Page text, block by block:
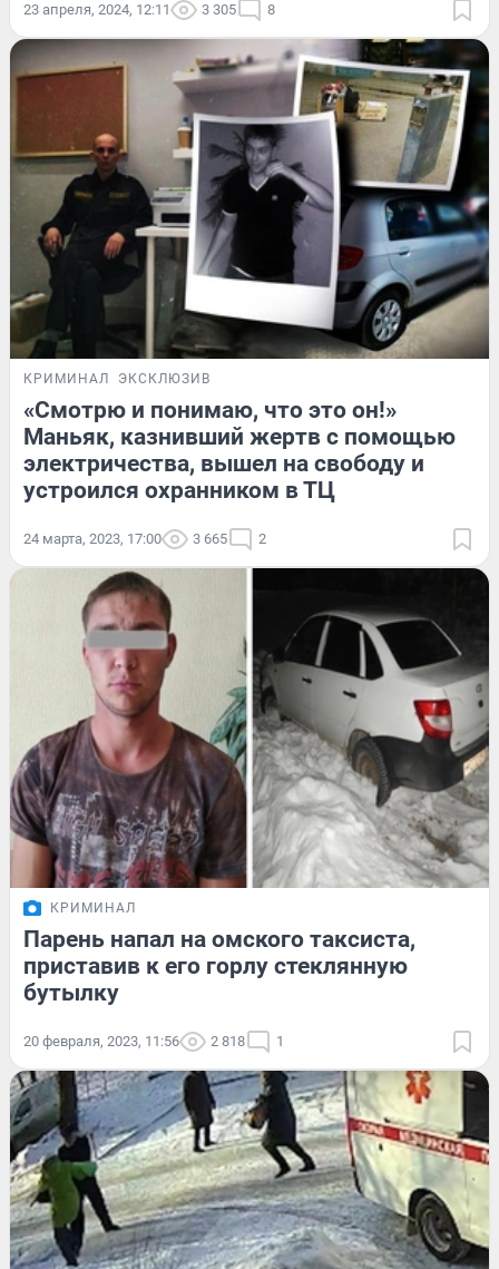
23 апреля, 2024, 12:11 3 305 8
КРИМИНАЛ ЭКСКЛЮЗИВ
«Смотрю и понимаю, что это он!»
Маньяк, казнивший жертв с помощью
электричества, вышел на свободу и
устроился охранником в ТЦ
24 марта, 2023, 17:00 3 665 2
КРИМИНАЛ
Парень напал на омского таксиста,
приставив к его горлу стеклянную
бутылку
20 февраля, 2023, 11:56 2 818 1